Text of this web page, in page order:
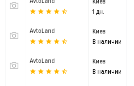
1 дн.
AvtoLand
Киев
В наличии
AvtoLand
Киев
В наличии